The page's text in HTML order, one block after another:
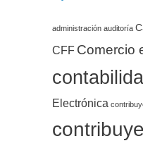
administración auditoría
CFF Comercio
Electrónica